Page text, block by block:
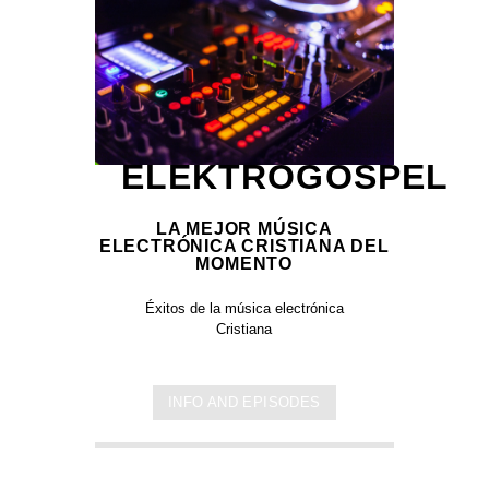
ELEKTROGOSPEL
LA MEJOR MÚSICA
ELECTRÓNICA CRISTIANA DEL
MOMENTO
Éxitos de la música electrónica
Cristiana
INFO AND EPISODES